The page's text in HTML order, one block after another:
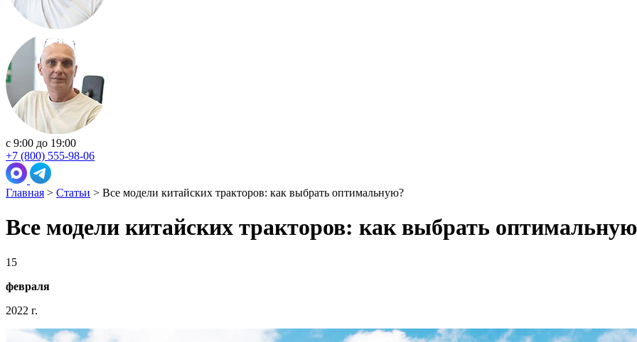
с 9:00 до 19:00
+7 (800) 555-98-06
Главная > Статьи > Все модели китайских тракторов: как выбрать оптимальную?
Все модели китайских тракторов: как выбрать
15
февраля
2022 г.